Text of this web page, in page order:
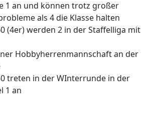
1 an und können trotz großer
als 4 die Klasse halten
(4er) werden 2 in der Staffelliga mit
Hobbyherrenmannschaft an der
treten in der WInterrunde in der
1 an